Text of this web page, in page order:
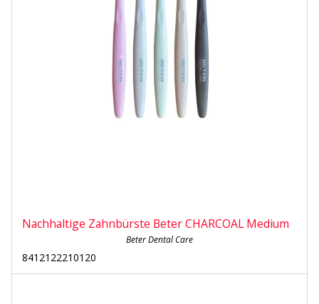
Nachhaltige Zahnbürste Beter CHARCOAL Medium
Beter Dental Care
8412122210120